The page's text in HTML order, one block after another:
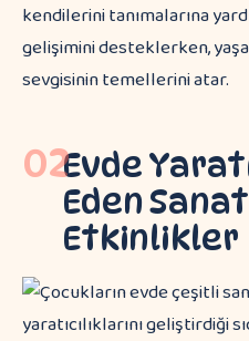
kendilerini tanımalarına
gelişimini desteklerken,
sevgisinin temellerini atar.
02Evde
Eden
Etkinlikler